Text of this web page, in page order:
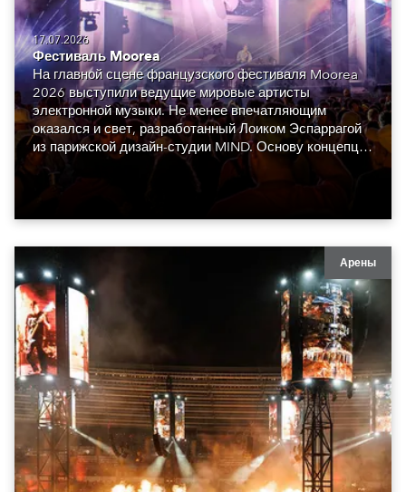
17.07.2026
Фестиваль Moorea
На главной сцене французского фестиваля Moorea
2026 выступили ведущие мировые артисты
электронной музыки. Не менее впечатляющим
оказался и свет, разработанный Лоиком Эспаррагой
из парижской дизайн-студии MIND. Основу концепции
составили сорок восемь Robe GigaPointe.
Арены